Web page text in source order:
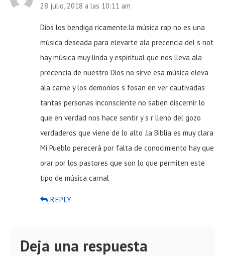
28 julio, 2018 a las 10:11 am
Dios los bendiga ricamente.la música rap no es una
música deseada para elevarte ala precencia del s not
hay música muy linda y espiritual que nos lleva ala
precencia de nuestro Dios no sirve esa música eleva
ala carne y los demonios s fosan en ver cautivadas
tantas personas inconsciente no saben discernir lo
que en verdad nos hace sentir y s r lleno del gozo
verdaderos que viene de lo alto .la Biblia es muy clara
Mi Pueblo perecerá por falta de conocimiento hay que
orar por los pastores que son lo que permiten este
tipo de música carnal
REPLY
Deja una respuesta